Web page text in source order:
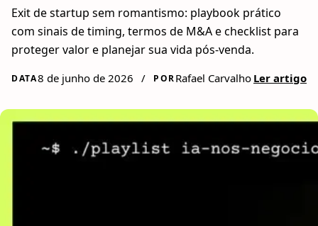
Exit de startup sem romantismo: playbook prático
com sinais de timing, termos de M&A e checklist para
proteger valor e planejar sua vida pós-venda.
DATA8 de junho de 2026 / PORRafael Carvalho Ler artigo